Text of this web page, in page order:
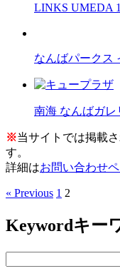
LINKS UMEDA
なんばパークス
南海 なんばガレ
※当サイトでは掲載
す。
詳細はお問い合わせ
« Previous 1 2
Keywordキー